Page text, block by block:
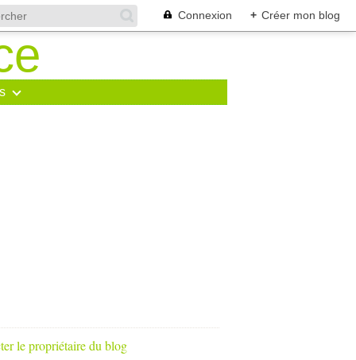
Connexion + Créer mon blog
le propriétaire du blog